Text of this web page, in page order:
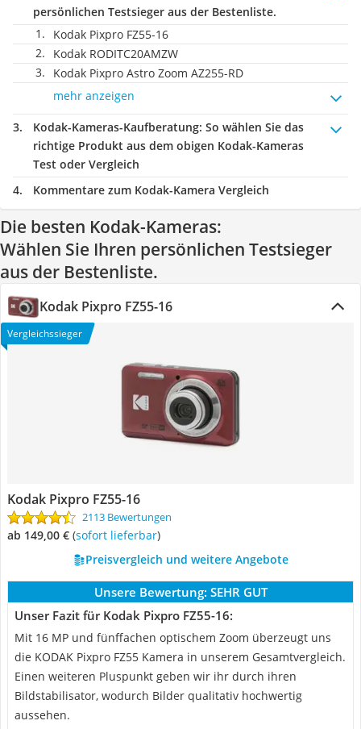
persönlichen Testsieger aus der Bestenliste.
Kodak Pixpro FZ55-16
Kodak RODITC20AMZW
Kodak Pixpro Astro Zoom AZ255-RD
mehr anzeigen
Kodak-Kameras-Kaufberatung: So wählen Sie das
richtige Produkt aus dem obigen Kodak-Kameras
Test oder Vergleich
Kommentare zum Kodak-Kamera Vergleich
Die besten Kodak-Kameras:
Wählen Sie Ihren persönlichen Testsieger
aus der Bestenliste.
Kodak Pixpro FZ55-16
Vergleichssieger
Kodak Pixpro FZ55-16
2113 Bewertungen
ab 149,00 € ( Sofort lieferbar)
Preisvergleich und weitere Angebote
Unsere Bewertung: SEHR GUT
Unser Fazit für Kodak Pixpro FZ55-16:
Mit 16 MP und fünffachen optischem Zoom überzeugt uns
die KODAK Pixpro FZ55 Kamera in unserem Gesamtvergleich.
Einen weiteren Pluspunkt geben wir ihr durch ihren
Bildstabilisator, wodurch Bilder qualitativ hochwertig
aussehen.